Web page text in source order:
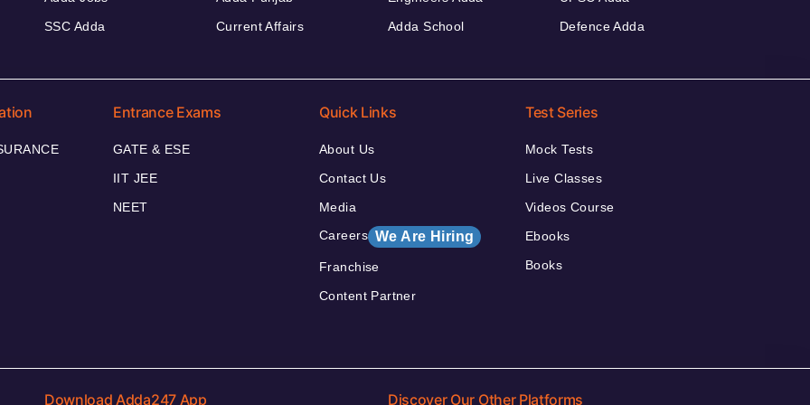
SSC Adda
Current Affairs
Adda School
Defence Adda
Entrance Exams
GATE & ESE
IIT JEE
NEET
Quick Links
About Us
Contact Us
Media
Careers We Are Hiring
Franchise
Content Partner
Test Series
Mock Tests
Live Classes
Videos Course
Ebooks
Books
Download Adda247 App Discover Our Other Platforms